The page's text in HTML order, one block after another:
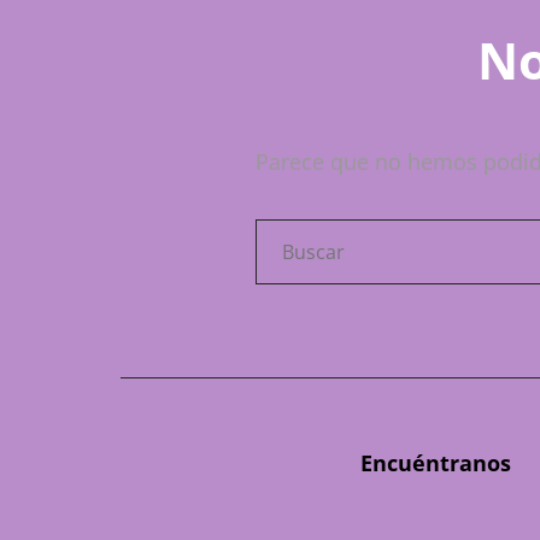
Parece que no hemos
Encuéntranos